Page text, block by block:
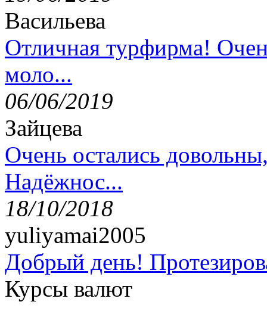
Васильева
Отличная турфирма!
моло...
06/06/2019
Зайцева
Очень остались
Надёжнос...
18/10/2018
yuliyamai2005
Добрый день!
Курсы валют